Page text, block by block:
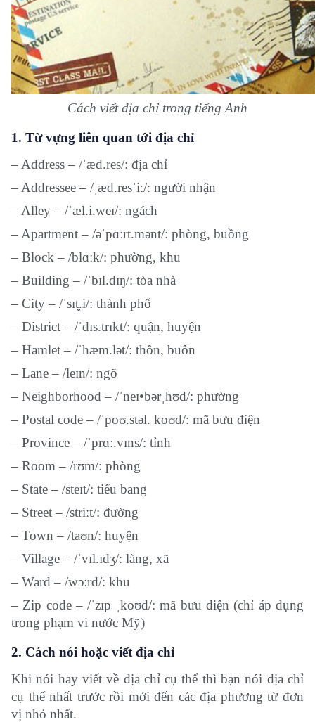
Cách viết địa chỉ trong tiếng Anh
1. Từ vựng liên quan tới địa chỉ
– Address – /ˈæd.res/: địa chỉ
– Addressee – /ˌæd.resˈiː/: người nhận
– Alley – /ˈæl.i.weɪ/: ngách
– Apartment – /əˈpɑːrt.mənt/: phòng, buồng
– Block – /blɑːk/: phường, khu
– Building – /ˈbɪl.dɪŋ/: tòa nhà
– City – /ˈsɪt̬.i/: thành phố
– District – /ˈdɪs.trɪkt/: quận, huyện
– Hamlet – /ˈhæm.lət/: thôn, buôn
– Lane – /leɪn/: ngõ
– Neighborhood – /ˈneɪ•bərˌhʊd/: phường
– Postal code – /ˈpoʊ.stəl. koʊd/: mã bưu điện
– Province – /ˈprɑː.vɪns/: tỉnh
– Room – /rʊm/: phòng
– State – /steɪt/: tiểu bang
– Street – /striːt/: đường
– Town – /taʊn/: huyện
– Village – /ˈvɪl.ɪdʒ/: làng, xã
– Ward – /wɔːrd/: khu
– Zip code – /ˈzɪp ˌkoʊd/: mã bưu điện (chỉ áp dụng
trong phạm vi nước Mỹ)
2. Cách nói hoặc viết địa chỉ
Khi nói hay viết về địa chỉ cụ thể thì bạn nói địa chỉ
cụ thể nhất trước rồi mới đến các địa phương từ đơn
vị nhỏ nhất.